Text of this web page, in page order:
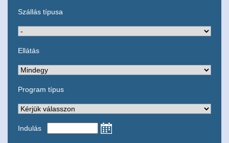
Szállás típusa
Ellátás
Program típus
Indulás